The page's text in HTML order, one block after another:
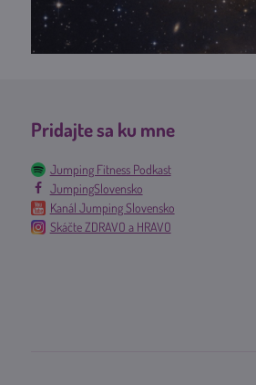
Pridajte sa ku mne
Jumping Fitness Podkast
JumpingSlovensko
Kanál Jumping Slovensko
Skáčte ZDRAVO a HRAVO